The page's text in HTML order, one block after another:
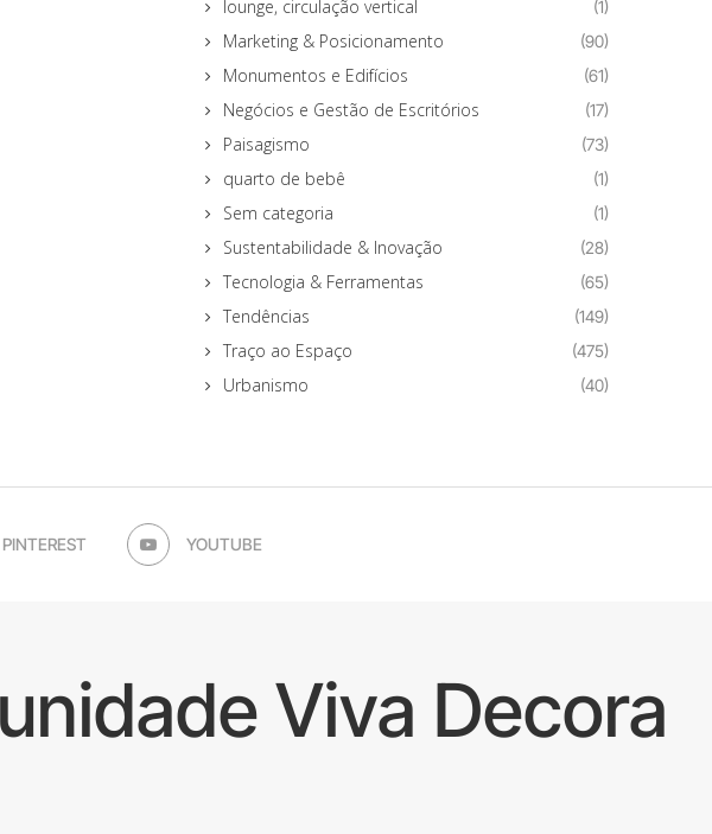
lounge, circulação vertical (1)
Marketing & Posicionamento (90)
Monumentos e Edifícios (61)
Negócios e Gestão de Escritórios (17)
Paisagismo (73)
quarto de bebê (1)
Sem categoria (1)
Sustentabilidade & Inovação (28)
Tecnologia & Ferramentas (65)
Tendências (149)
Traço ao Espaço (475)
Urbanismo (40)
PINTEREST YOUTUBE
Viva Decora